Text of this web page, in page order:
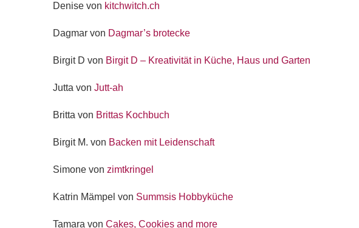
Denise von kitchwitch.ch
Dagmar von Dagmar’s brotecke
Birgit D von Birgit D – Kreativität in Küche, Haus und Garten
Jutta von Jutt-ah
Britta von Brittas Kochbuch
Birgit M. von Backen mit Leidenschaft
Simone von zimtkringel
Katrin Mämpel von Summsis Hobbyküche
Tamara von Cakes, Cookies and more